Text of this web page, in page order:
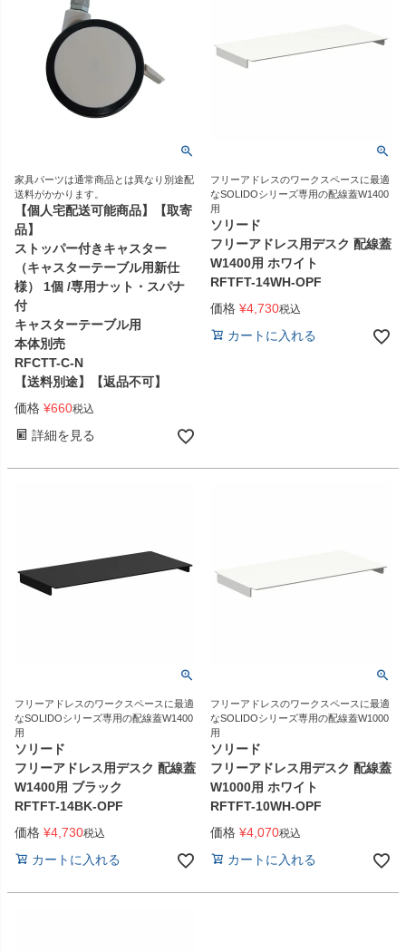
家具パーツは通常商品とは異なり別途配
送料がかかります。
【個人宅配送可能商品】【取寄
品】
ストッパー付きキャスター
（キャスターテーブル用新仕
様） 1個 /専用ナット・スパナ
付
キャスターテーブル用
本体別売
RFCTT-C-N
【送料別途】【返品不可】
価格 ¥660税込
詳細を見る
フリーアドレスのワークスペースに最適
なSOLIDOシリーズ専用の配線蓋W1400
用
ソリード
フリーアドレス用デスク 配線蓋
W1400用 ホワイト
RFTFT-14WH-OPF
価格 ¥4,730税込
カートに入れる
フリーアドレスのワークスペースに最適
なSOLIDOシリーズ専用の配線蓋W1400
用
ソリード
フリーアドレス用デスク 配線蓋
W1400用 ブラック
RFTFT-14BK-OPF
価格 ¥4,730税込
カートに入れる
フリーアドレスのワークスペースに最適
なSOLIDOシリーズ専用の配線蓋W1000
用
ソリード
フリーアドレス用デスク 配線蓋
W1000用 ホワイト
RFTFT-10WH-OPF
価格 ¥4,070税込
カートに入れる